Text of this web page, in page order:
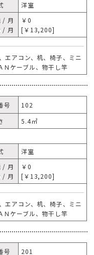
洋室
/ 月
/ 月
￥0
[￥13,200]
エアコン、机、椅子、ミニ
Ｎケーブル、物干し竿
号
102
5.4㎡
洋室
/ 月
/ 月
￥0
[￥13,200]
エアコン、机、椅子、ミニ
Ｎケーブル、物干し竿
号 201